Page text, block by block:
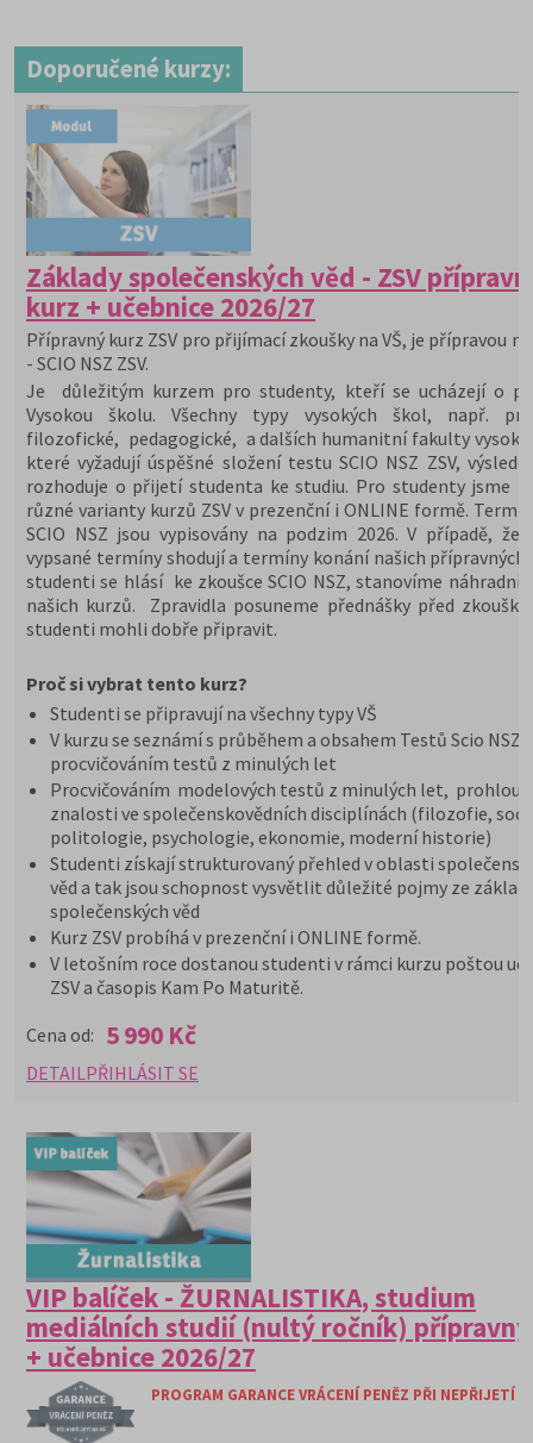
Doporučené kurzy:
Základy společenských věd - ZSV
kurz + učebnice 2026/27
Přípravný kurz ZSV pro přijímací zkoušky na VŠ, je přípravou
- SCIO NSZ ZSV.
Je důležitým kurzem pro studenty, kteří se ucházejí o
Vysokou školu. Všechny typy vysokých škol, např.
filozofické, pedagogické, a dalších humanitní fakulty
které vyžadují úspěšné složení testu SCIO NSZ ZSV,
rozhoduje o přijetí studenta ke studiu. Pro studenty jsme
různé varianty kurzů ZSV v prezenční i ONLINE formě.
SCIO NSZ jsou vypisovány na podzim 2026. V případě,
vypsané termíny shodují a termíny konání našich přípravných
studenti se hlásí ke zkoušce SCIO NSZ, stanovíme náhradní
našich kurzů. Zpravidla posuneme přednášky před
studenti mohli dobře připravit.
Proč si vybrat tento kurz?
Studenti se připravují na všechny typy VŠ
V kurzu se seznámí s průběhem a obsahem Testů Scio NSZ
procvičováním testů z minulých let
Procvičováním modelových testů z minulých let,
znalosti ve společenskovědních disciplínách (filozofie,
politologie, psychologie, ekonomie, moderní historie)
Studenti získají strukturovaný přehled v oblasti
věd a tak jsou schopnost vysvětlit důležité pojmy ze
společenských věd
Kurz ZSV probíhá v prezenční i ONLINE formě.
V letošním roce dostanou studenti v rámci kurzu poštou
ZSV a časopis Kam Po Maturitě.
Cena od: 5 990 Kč
DETAIL PŘIHLÁSIT SE
VIP balíček - ŽURNALISTIKA, studium
mediálních studií (nultý ročník)
+ učebnice 2026/27
PROGRAM GARANCE VRÁCENÍ PENĚZ PŘI NEPŘIJETÍ